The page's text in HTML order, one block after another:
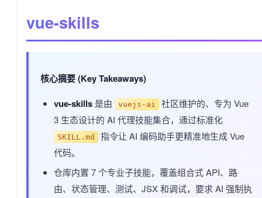
vue-skills
核心摘要 (Key Takeaways)
vue-skills是由 vuejs-ai
社区维护的、专为 Vue
3 生态设计的 AI 代理技能集合，通过标准化
SKILL.md
指令让 AI 编码助手更精准地生成 Vue
代码。
仓库内置 7 个专业子技能，覆盖组合式 API、路
由、状态管理、测试、JSX 和调试，要求 AI 强制执